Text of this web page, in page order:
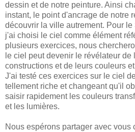
dessin et de notre peinture. Ainsi
instant, le point d'ancrage de notre
découvrir la ville autrement. Pour
j'ai choisi le ciel comme élément
plusieurs exercices, nous
le ciel peut devenir le révélateur de
constructions et de leurs couleurs
J'ai testé ces exercices sur le ciel
tellement riche et changeant qu'il
saisir rapidement les couleurs
et les lumières.
Nous espérons partager avec vous